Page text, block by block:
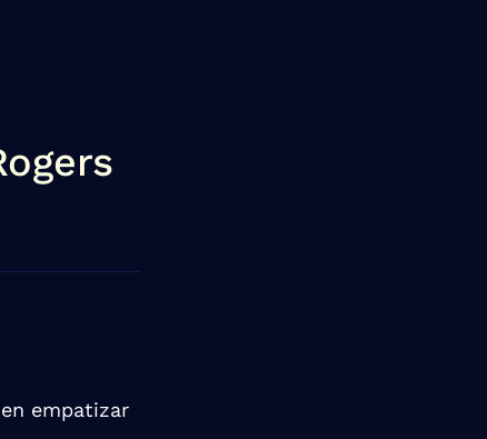
empatizar